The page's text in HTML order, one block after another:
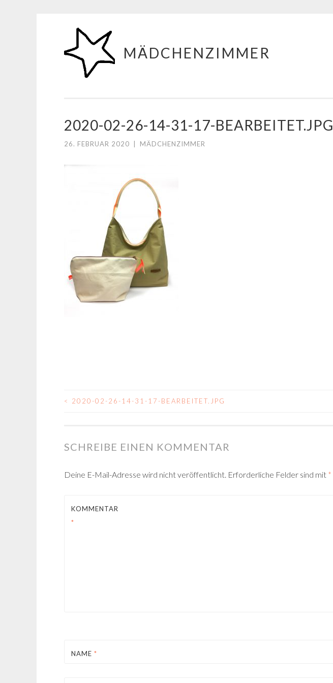
Zum
Inhalt
springen
MÄDCHENZIMMER
2020-02-26-14-31-17-BEARBEITET.JPG
26. FEBRUAR 2020 MÄDCHENZIMMER
BEITRAGSNAVIGATION
< 2020-02-26-14-31-17-BEARBEITET.JPG
SCHREIBE EINEN KOMMENTAR
Deine E-Mail-Adresse wird nicht veröffentlicht. Erforderliche Felder sind mit *
KOMMENTAR
*
NAME *